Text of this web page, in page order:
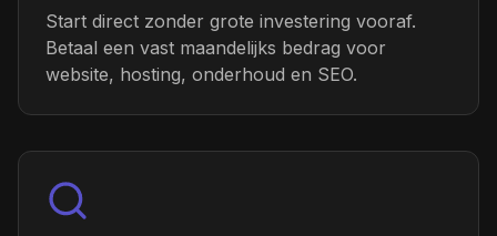
Start direct zonder grote investering vooraf.
Betaal een vast maandelijks bedrag voor
website, hosting, onderhoud en SEO.